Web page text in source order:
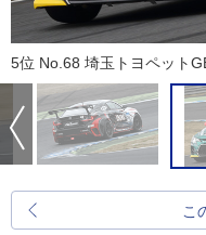
5位 No.68 埼玉トヨペット
こ